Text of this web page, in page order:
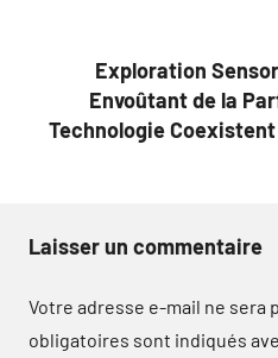
Exploration
Envoûtant de la
Technologie
Laisser un commentaire
Votre adresse e-mail ne sera
obligatoires sont indiqués